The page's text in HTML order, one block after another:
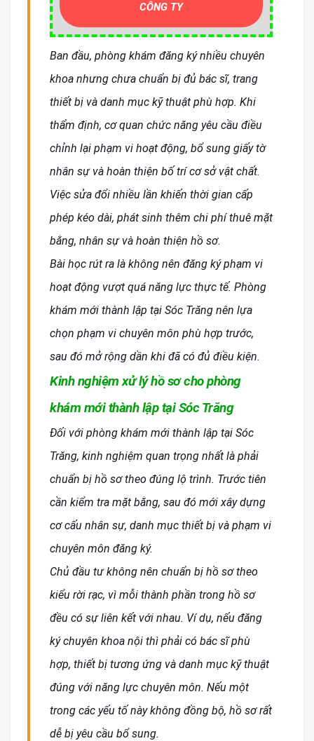
CÔNG TY
Ban đầu, phòng khám đăng ký nhiều chuyên
khoa nhưng chưa chuẩn bị đủ bác sĩ, trang
thiết bị và danh mục kỹ thuật phù hợp. Khi
thẩm định, cơ quan chức năng yêu cầu điều
chỉnh lại phạm vi hoạt động, bổ sung giấy tờ
nhân sự và hoàn thiện bố trí cơ sở vật chất.
Việc sửa đổi nhiều lần khiến thời gian cấp
phép kéo dài, phát sinh thêm chi phí thuê mặt
bằng, nhân sự và hoàn thiện hồ sơ.
Bài học rút ra là không nên đăng ký phạm vi
hoạt động vượt quá năng lực thực tế. Phòng
khám mới thành lập tại Sóc Trăng nên lựa
chọn phạm vi chuyên môn phù hợp trước,
sau đó mở rộng dần khi đã có đủ điều kiện.
Kinh nghiệm xử lý hồ sơ cho phòng
khám mới thành lập tại Sóc Trăng
Đối với phòng khám mới thành lập tại Sóc
Trăng, kinh nghiệm quan trọng nhất là phải
chuẩn bị hồ sơ theo đúng lộ trình. Trước tiên
cần kiểm tra mặt bằng, sau đó mới xây dựng
cơ cấu nhân sự, danh mục thiết bị và phạm vi
chuyên môn đăng ký.
Chủ đầu tư không nên chuẩn bị hồ sơ theo
kiểu rời rạc, vì mỗi thành phần trong hồ sơ
đều có sự liên kết với nhau. Ví dụ, nếu đăng
ký chuyên khoa nội thì phải có bác sĩ phù
hợp, thiết bị tương ứng và danh mục kỹ thuật
đúng với năng lực chuyên môn. Nếu một
trong các yếu tố này không đồng bộ, hồ sơ rất
dễ bị yêu cầu bổ sung.